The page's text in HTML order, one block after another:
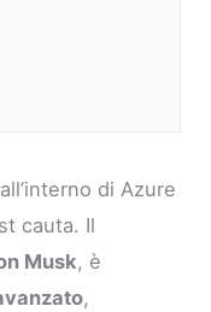
all’interno di Azure
cauta. Il
Musk, è
,